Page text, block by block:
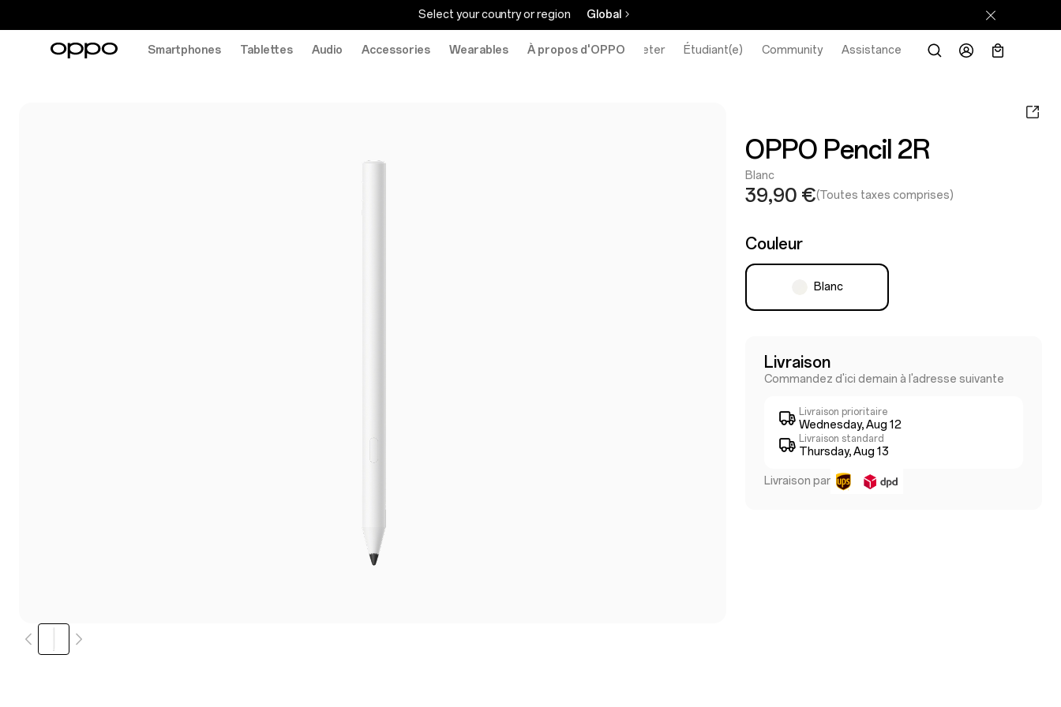
Select your country or region Global
Smartphones Tablettes Audio Accessories Wearables À propos d'OPPOAcheter Étudiant(e) Community Assistance
OPPO Pencil 2R
Blanc
39,90 €(Toutes taxes comprises)
Couleur
Blanc
Livraison
Commandez d'ici demain à l'adresse suivante
Livraison prioritaire
Wednesday, Aug 12
Livraison standard
Thursday, Aug 13
Livraison par